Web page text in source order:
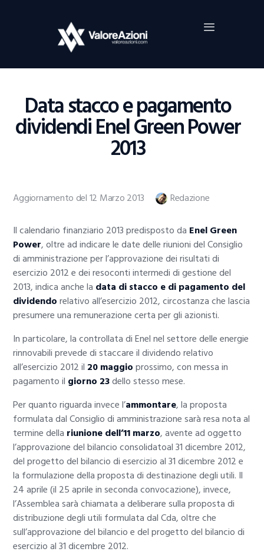
Data stacco e pagamento
dividendi Enel Green Power
2013
Home
Investimenti
Borsa
Guide Al Trading
Criptovalute
Aggiornamento del 12 Marzo 2013 Redazione
Il calendario finanziario 2013 predisposto da Enel Green
Power, oltre ad indicare le date delle riunioni del Consiglio
di amministrazione per l’approvazione dei risultati di
esercizio 2012 e dei resoconti intermedi di gestione del
2013, indica anche la data di stacco e di pagamento del
dividendorelativo all’esercizio 2012, circostanza che lascia
presumere una remunerazione certa per gli azionisti.
In particolare, la controllata di Enel nel settore delle energie
rinnovabili prevede di staccare il dividendo relativo
all’esercizio 2012 il 20 maggioprossimo, con messa in
pagamento il giorno 23dello stesso mese.
Per quanto riguarda invece l’ammontare, la proposta
formulata dal Consiglio di amministrazione sarà resa nota al
termine della riunione dell’11 marzo, avente ad oggetto
l’approvazione del bilancio consolidatoal 31 dicembre 2012,
del progetto del bilancio di esercizio al 31 dicembre 2012 e
la formulazione della proposta di destinazione degli utili. Il
24 aprile (il 25 aprile in seconda convocazione), invece,
l’Assemblea sarà chiamata a deliberare sulla proposta di
distribuzione degli utili formulata dal Cda, oltre che
sull’approvazione del bilancio e del progetto del bilancio di
esercizio al 31 dicembre 2012.